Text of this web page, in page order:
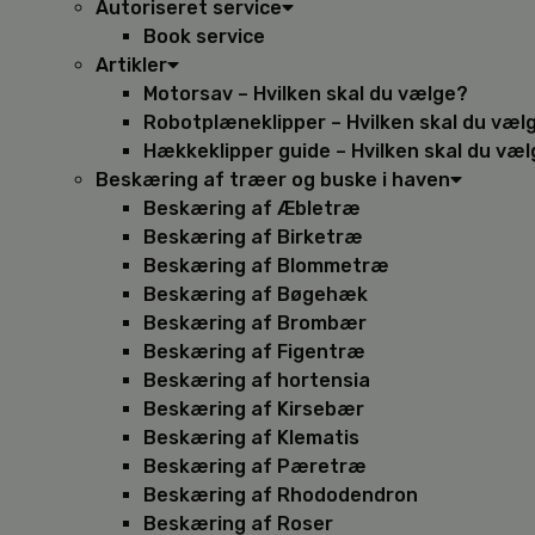
Autoriseret service
Book service
Artikler
Motorsav – Hvilken skal du vælge?
Robotplæneklipper – Hvilken skal du
Hækkeklipper guide – Hvilken skal du
Beskæring af træer og buske i haven
Beskæring af Æbletræ
Beskæring af Birketræ
Beskæring af Blommetræ
Beskæring af Bøgehæk
Beskæring af Brombær
Beskæring af Figentræ
Beskæring af hortensia
Beskæring af Kirsebær
Beskæring af Klematis
Beskæring af Pæretræ
Beskæring af Rhododendron
Beskæring af Roser